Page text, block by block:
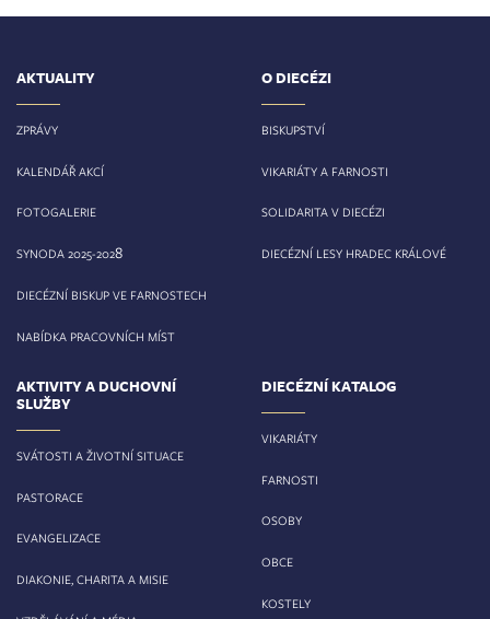
AKTUALITY
ZPRÁVY
KALENDÁŘ AKCÍ
FOTOGALERIE
SYNODA 2025-2028
DIECÉZNÍ BISKUP VE FARNOSTECH
NABÍDKA PRACOVNÍCH MÍST
O DIECÉZI
BISKUPSTVÍ
VIKARIÁTY A FARNOSTI
SOLIDARITA V DIECÉZI
DIECÉZNÍ LESY HRADEC KRÁLOVÉ
AKTIVITY A DUCHOVNÍ
SLUŽBY
SVÁTOSTI A ŽIVOTNÍ SITUACE
PASTORACE
EVANGELIZACE
DIAKONIE, CHARITA A MISIE
DIECÉZNÍ KATALOG
VIKARIÁTY
FARNOSTI
OSOBY
OBCE
KOSTELY